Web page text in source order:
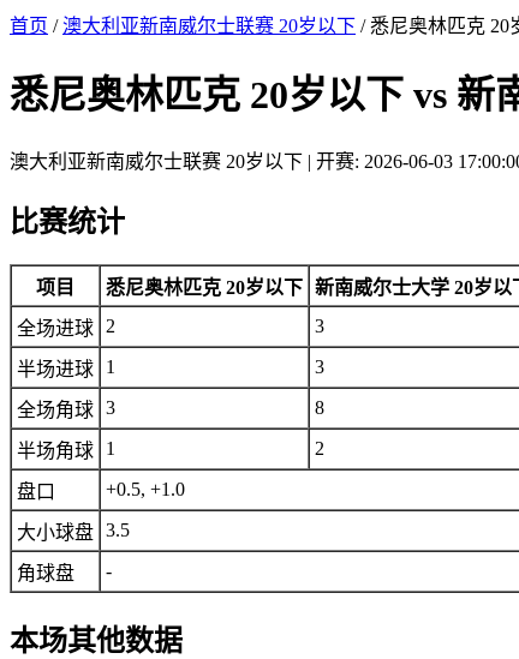
首页 /澳大利亚新南威尔士联赛 20岁以下 / 悉尼奥林匹克 20
悉尼奥林匹克 20岁以下 vs 新
澳大利亚新南威尔士联赛 20岁以下 | 开赛: 2026-06-03
比赛统计
项目 悉尼奥林匹克 20岁以下 新南威尔士大学 20岁以
全场进球
2 3
半场进球 1 3
全场角球 3 8
半场角球 1 2
盘口 +0.5, +1.0
大小球盘 3.5
角球盘 -
本场其他数据